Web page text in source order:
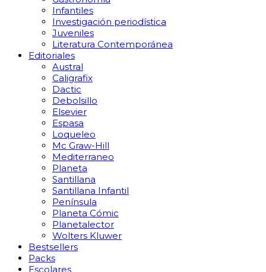
Infantiles
Investigación periodística
Juveniles
Literatura Contemporánea
Editoriales
Austral
Caligrafix
Dactic
Debolsillo
Elsevier
Espasa
Loqueleo
Mc Graw-Hill
Mediterraneo
Planeta
Santillana
Santillana Infantil
Península
Planeta Cómic
Planetalector
Wolters Kluwer
Bestsellers
Packs
Escolares